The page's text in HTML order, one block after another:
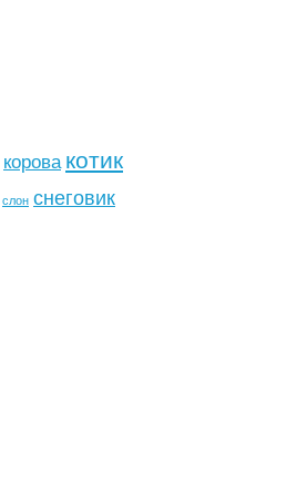
корова котик
слон снеговик